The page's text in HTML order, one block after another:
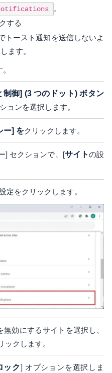
。
する
トースト通知を送信しないよ
ます。
制御] (3 つのドット) ボタン
ョンを選択します。
ー] をクリックします。
] セクションで、[サイトの設
定をクリックします。
効にするサイトを選択し、
クします。
ック] オプションを選択しま